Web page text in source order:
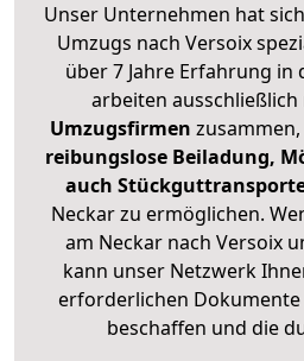
Unser Unternehmen hat
Umzugs nach Versoix
über 7 Jahre Erfahrung in
arbeiten ausschließlich
Umzugsfirmen
reibungslose Beiladung,
auch
Neckar zu ermöglichen.
am Neckar nach Versoix
kann unser Netzwerk
erforderlichen
beschaffen und die